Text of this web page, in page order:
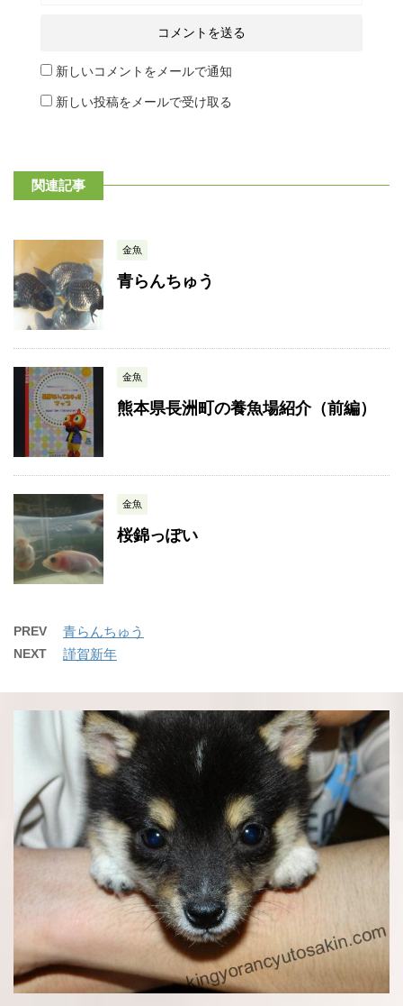
新しいコメントをメールで通知
新しい投稿をメールで受け取る
関連記事
金魚
青らんちゅう
金魚
熊本県長洲町の養魚場紹介（前編）
金魚
桜錦っぽい
PREV 青らんちゅう
NEXT 謹賀新年